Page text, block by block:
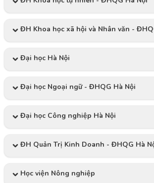
ĐH Khoa học xã hội và Nhân văn -
Đại học Hà Nội
Đại học Ngoại ngữ - ĐHQG Hà Nội
Đại học Công nghiệp Hà Nội
ĐH Quản Trị Kinh Doanh - ĐHQG Hà
Học viện Nông nghiệp